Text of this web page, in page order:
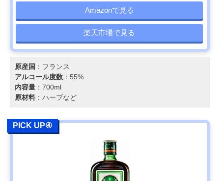
Amazonで見る
楽天市場で見る
原産国 ：フランス
アルコール度数 ：55%
内容量 ：700ml
原材料 ：ハーブなど
PICK UP④